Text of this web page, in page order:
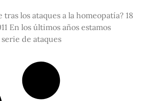
tras los ataques a la homeopatía? 18
En los últimos años estamos
de ataques